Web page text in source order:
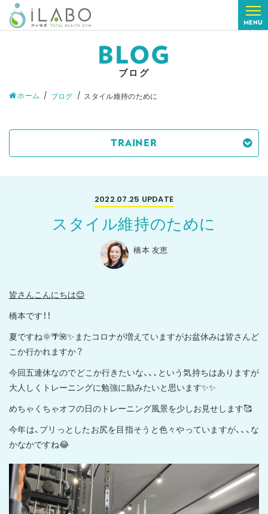
MENU
BLOG
ブログ
ホーム ブログ スタイル維持のために
TRAINER
2022.07.25 UPDATE
スタイル維持のために
橋本 友恵
皆さんこんにちは😊
橋本です！！
夏ですね🌞🌴🌺✨またコロナが増えていますがお盆休みは皆さんど
こか行かれますか？
今回五連休なのでどこか行きたいな、、、という気持ちはありますが
大人しくトレーニングに勉強に励みたいと思います✨✨
めちゃくちゃオフの日のトレーニング風景を少しお見せします🥰
今年は、プリっとしたお尻を目指そうと色々やっていますが、、、な
かなかですね😂